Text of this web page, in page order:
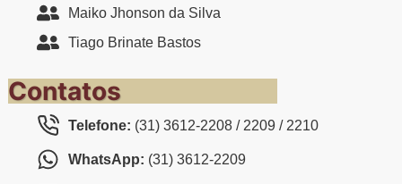
Maiko Jhonson da Silva
Tiago Brinate Bastos
Contatos
Telefone: (31) 3612-2208 / 2209 / 2210
WhatsApp: (31) 3612-2209